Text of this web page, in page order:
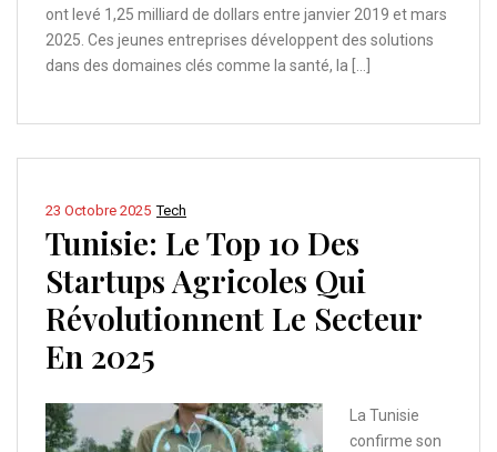
ont levé 1,25 milliard de dollars entre janvier 2019 et mars
2025. Ces jeunes entreprises développent des solutions
dans des domaines clés comme la santé, la […]
Tech
23 Octobre 2025
Tunisie: Le Top 10 Des
Startups Agricoles Qui
Révolutionnent Le Secteur
En 2025
La Tunisie
confirme son